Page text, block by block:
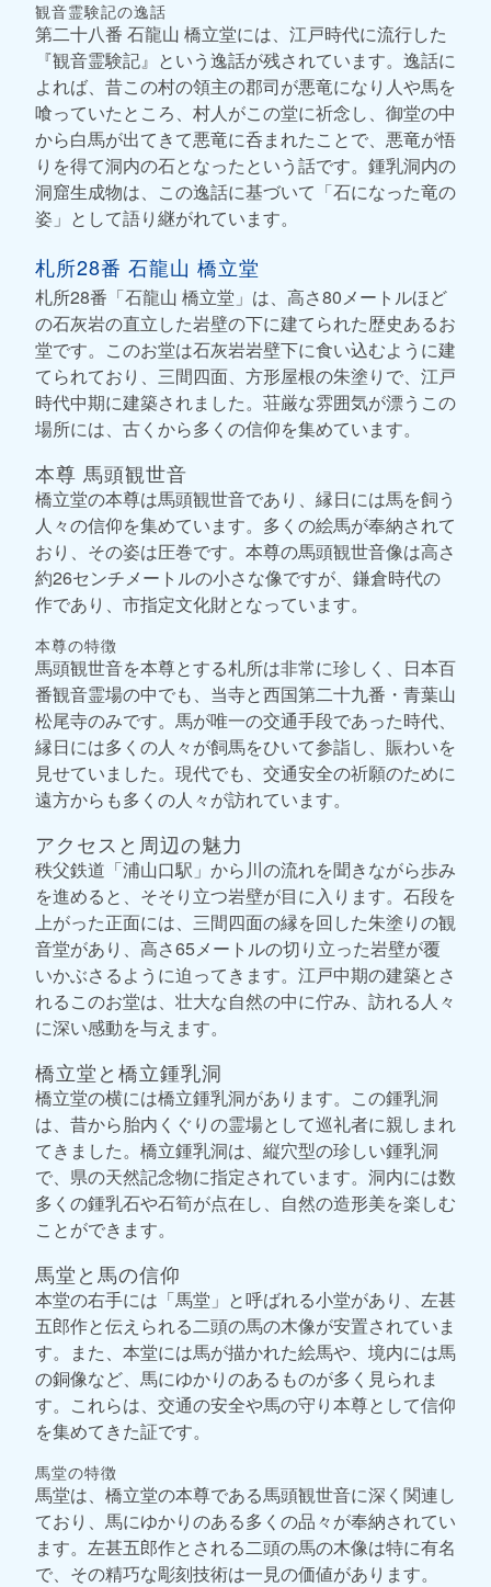
観音霊験記の逸話
第二十八番 石龍山 橋立堂には、江戸時代に流行した
『観音霊験記』という逸話が残されています。逸話に
よれば、昔この村の領主の郡司が悪竜になり人や馬を
喰っていたところ、村人がこの堂に祈念し、御堂の中
から白馬が出てきて悪竜に呑まれたことで、悪竜が悟
りを得て洞内の石となったという話です。鍾乳洞内の
洞窟生成物は、この逸話に基づいて「石になった竜の
姿」として語り継がれています。
札所28番 石龍山 橋立堂
札所28番「石龍山 橋立堂」は、高さ80メートルほど
の石灰岩の直立した岩壁の下に建てられた歴史あるお
堂です。このお堂は石灰岩岩壁下に食い込むように建
てられており、三間四面、方形屋根の朱塗りで、江戸
時代中期に建築されました。荘厳な雰囲気が漂うこの
場所には、古くから多くの信仰を集めています。
本尊 馬頭観世音
橋立堂の本尊は馬頭観世音であり、縁日には馬を飼う
人々の信仰を集めています。多くの絵馬が奉納されて
おり、その姿は圧巻です。本尊の馬頭観世音像は高さ
約26センチメートルの小さな像ですが、鎌倉時代の
作であり、市指定文化財となっています。
本尊の特徴
馬頭観世音を本尊とする札所は非常に珍しく、日本百
番観音霊場の中でも、当寺と西国第二十九番・青葉山
松尾寺のみです。馬が唯一の交通手段であった時代、
縁日には多くの人々が飼馬をひいて参詣し、賑わいを
見せていました。現代でも、交通安全の祈願のために
遠方からも多くの人々が訪れています。
アクセスと周辺の魅力
秩父鉄道「浦山口駅」から川の流れを聞きながら歩み
を進めると、そそり立つ岩壁が目に入ります。石段を
上がった正面には、三間四面の縁を回した朱塗りの観
音堂があり、高さ65メートルの切り立った岩壁が覆
いかぶさるように迫ってきます。江戸中期の建築とさ
れるこのお堂は、壮大な自然の中に佇み、訪れる人々
に深い感動を与えます。
橋立堂と橋立鍾乳洞
橋立堂の横には橋立鍾乳洞があります。この鍾乳洞
は、昔から胎内くぐりの霊場として巡礼者に親しまれ
てきました。橋立鍾乳洞は、縦穴型の珍しい鍾乳洞
で、県の天然記念物に指定されています。洞内には数
多くの鍾乳石や石筍が点在し、自然の造形美を楽しむ
ことができます。
馬堂と馬の信仰
本堂の右手には「馬堂」と呼ばれる小堂があり、左甚
五郎作と伝えられる二頭の馬の木像が安置されていま
す。また、本堂には馬が描かれた絵馬や、境内には馬
の銅像など、馬にゆかりのあるものが多く見られま
す。これらは、交通の安全や馬の守り本尊として信仰
を集めてきた証です。
馬堂の特徴
馬堂は、橋立堂の本尊である馬頭観世音に深く関連し
ており、馬にゆかりのある多くの品々が奉納されてい
ます。左甚五郎作とされる二頭の馬の木像は特に有名
で、その精巧な彫刻技術は一見の価値があります。